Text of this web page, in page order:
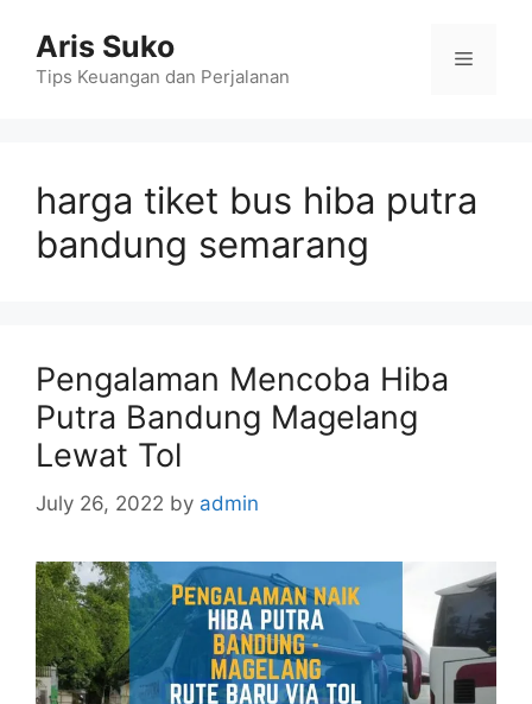
content
Aris Suko
Tips Keuangan dan Perjalanan
Menu
harga tiket bus hiba putra
bandung semarang
Pengalaman Mencoba Hiba
Putra Bandung Magelang
Lewat Tol
July 26, 2022 by admin